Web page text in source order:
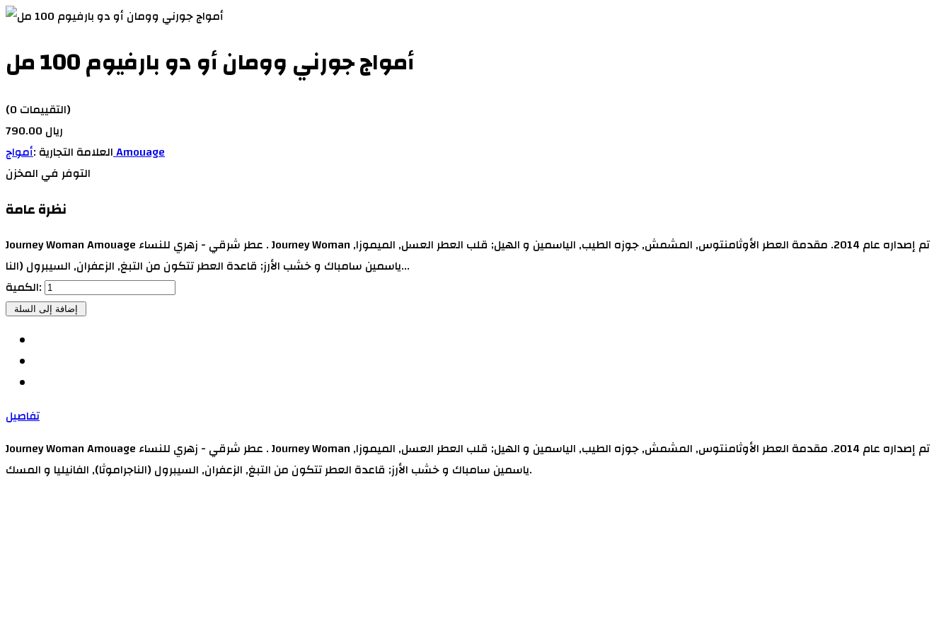
أمواج جورني وومان أو دو بارفيوم 100 مل
(0 التقييمات)
790.00 ريال
العلامة التجارية :أمواج Amouage
التوفر في المخزن
نظرة عامة
Journey Woman Amouage عطر شرقي - زهري للنساء . Journey Woman تم إصداره عام 2014. مقدمة العطر الأوثامنتوس, المشمش, جوزه الطيب, الياسمين و الهيل; قلب العطر العسل, الميموزا,
ياسمين سامباك و خشب الأرز; قاعدة العطر تتكون من التبغ, الزعفران, السيبرول (النا...
الكمية:
تفاصيل
Journey Woman Amouage عطر شرقي - زهري للنساء . Journey Woman تم إصداره عام 2014. مقدمة العطر الأوثامنتوس, المشمش, جوزه الطيب, الياسمين و الهيل; قلب العطر العسل, الميموزا,
ياسمين سامباك و خشب الأرز; قاعدة العطر تتكون من التبغ, الزعفران, السيبرول (الناجراموثا), الفانيليا و المسك.